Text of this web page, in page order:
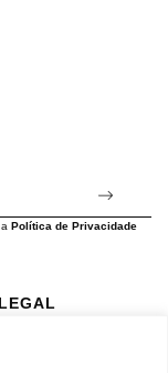
Política de Privacidade
LEGAL